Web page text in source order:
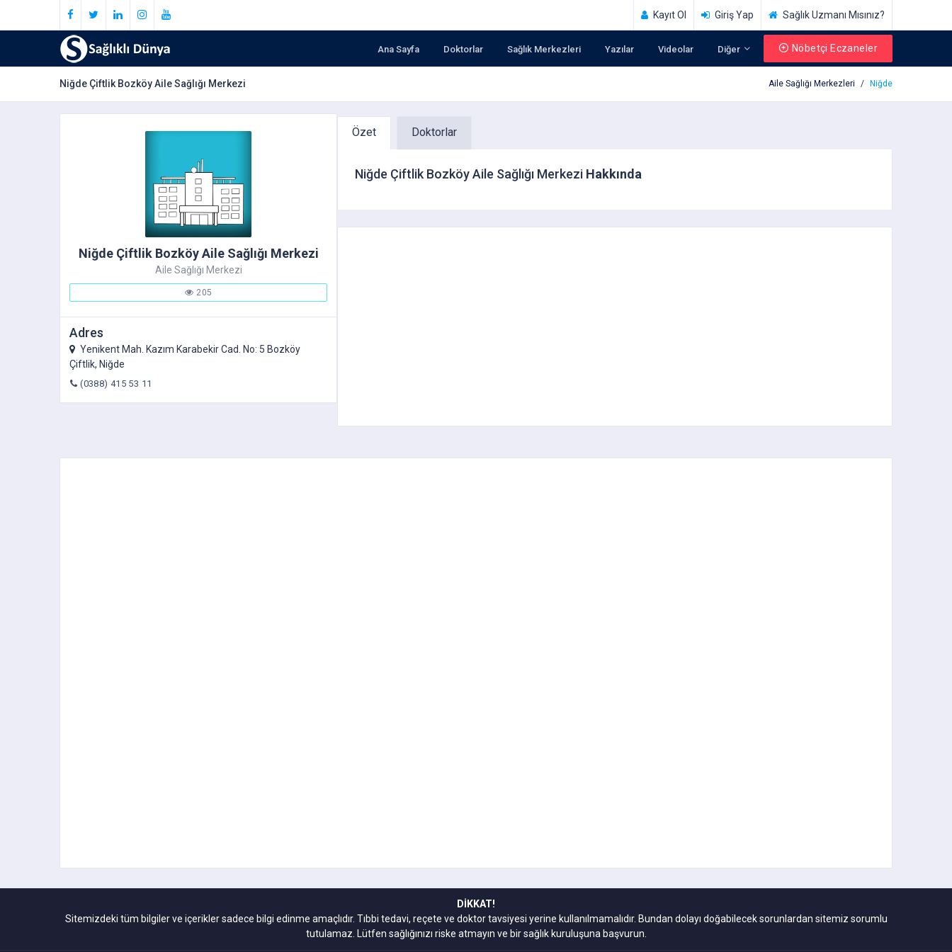
Kayıt Ol Giriş Yap Sağlık Uzmanı Mısınız?
Ana Sayfa Doktorlar Sağlık Merkezleri Yazılar Videolar Diğer Nöbetçi Eczaneler
Niğde Çiftlik Bozköy Aile Sağlığı Merkezi Aile Sağlığı Merkezleri Niğde
Niğde Çiftlik Bozköy Aile Sağlığı Merkezi
Aile Sağlığı Merkezi
205
Adres
Yenikent Mah. Kazım Karabekir Cad. No: 5 Bozköy
Çiftlik, Niğde
(0388) 415 53 11
Özet Doktorlar
Niğde Çiftlik Bozköy Aile Sağlığı Merkezi Hakkında
DİKKAT!
Sitemizdeki tüm bilgiler ve içerikler sadece bilgi edinme amaçlıdır. Tıbbi tedavi, reçete ve doktor tavsiyesi yerine kullanılmamalıdır. Bundan dolayı doğabilecek sorunlardan sitemiz sorumlu
tutulamaz. Lütfen sağlığınızı riske atmayın ve bir sağlık kuruluşuna başvurun.